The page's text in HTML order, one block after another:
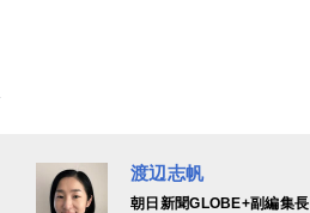
渡辺志帆
朝日新聞GLOBE+副編集長